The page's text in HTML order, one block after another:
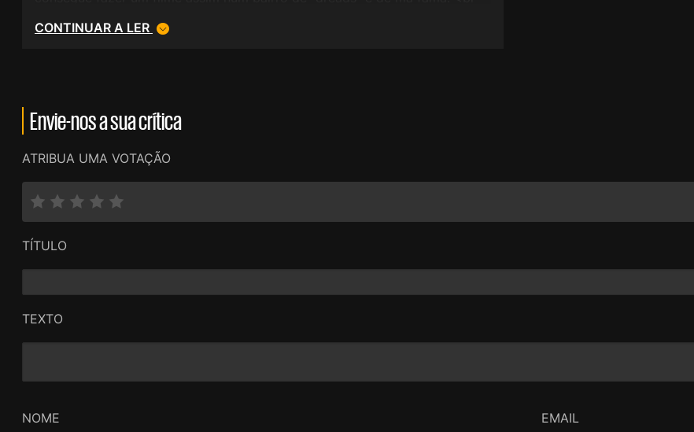
CONTINUAR A LER
Envie-nos a sua crítica
ATRIBUA UMA VOTAÇÃO
TÍTULO
TEXTO
NOME EMAIL